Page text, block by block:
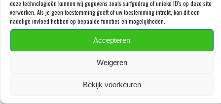
deze technologieën kunnen wij gegevens zoals surfgedrag of unieke ID's op deze site
verwerken. Als je geen toestemming geeft of uw toestemming intrekt, kan dit een
nadelige invloed hebben op bepaalde functies en mogelijkheden.
Accepteren
Weigeren
Bekijk voorkeuren
VOLG ONS OP FACEBOOK